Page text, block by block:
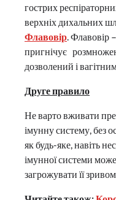
гострих
верхніх дихальних
Флавовір. Флавовір
пригнічує
дозволений і
Друге правило
Не варто вживати
імунну систему, без
як будь-яке, навіть
імунної системи
загрожувати її